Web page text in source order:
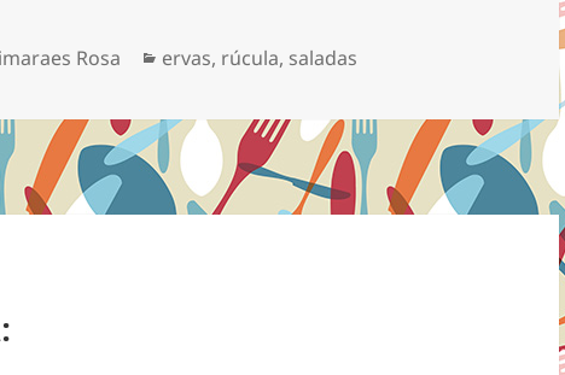
Rosa Categorias
ervas, rúcula, saladas